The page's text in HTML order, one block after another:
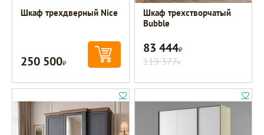
Шкаф трехдверный Nice
250 500Р
Шкаф трехстворчатый
Bubble
83 444Р
119 377Р